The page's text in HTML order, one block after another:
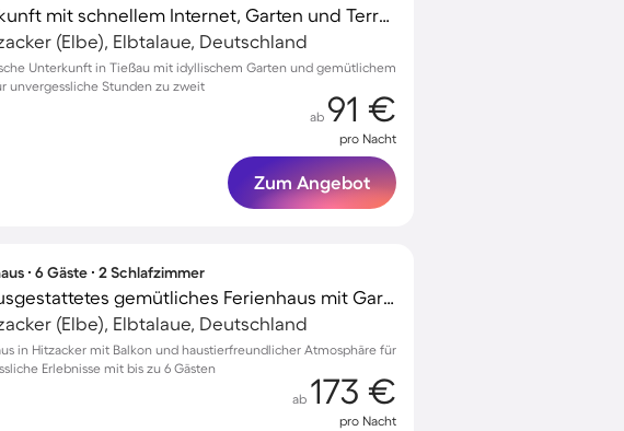
Unterkunft mit schnellem Internet, Garten und Terrasse | Gartenblick
(Elbe), Elbtalaue, Deutschland
Unterkunft in Tießau mit idyllischem Garten und gemütlichem
unvergessliche Stunden zu zweit
ab 91 €
pro Nacht
Zum Angebot
∙ 6 Gäste ∙ 2 Schlafzimmer
Voll ausgestattetes gemütliches Ferienhaus mit Garten und Grill | Perfekt für die Arbeit von Zuhause | Haustiere erlaubt
(Elbe), Elbtalaue, Deutschland
in Hitzacker mit Balkon und haustierfreundlicher Atmosphäre für
Erlebnisse mit bis zu 6 Gästen
ab 173 €
pro Nacht